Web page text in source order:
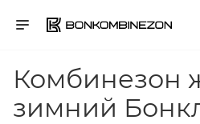
Комбинезон
зимний